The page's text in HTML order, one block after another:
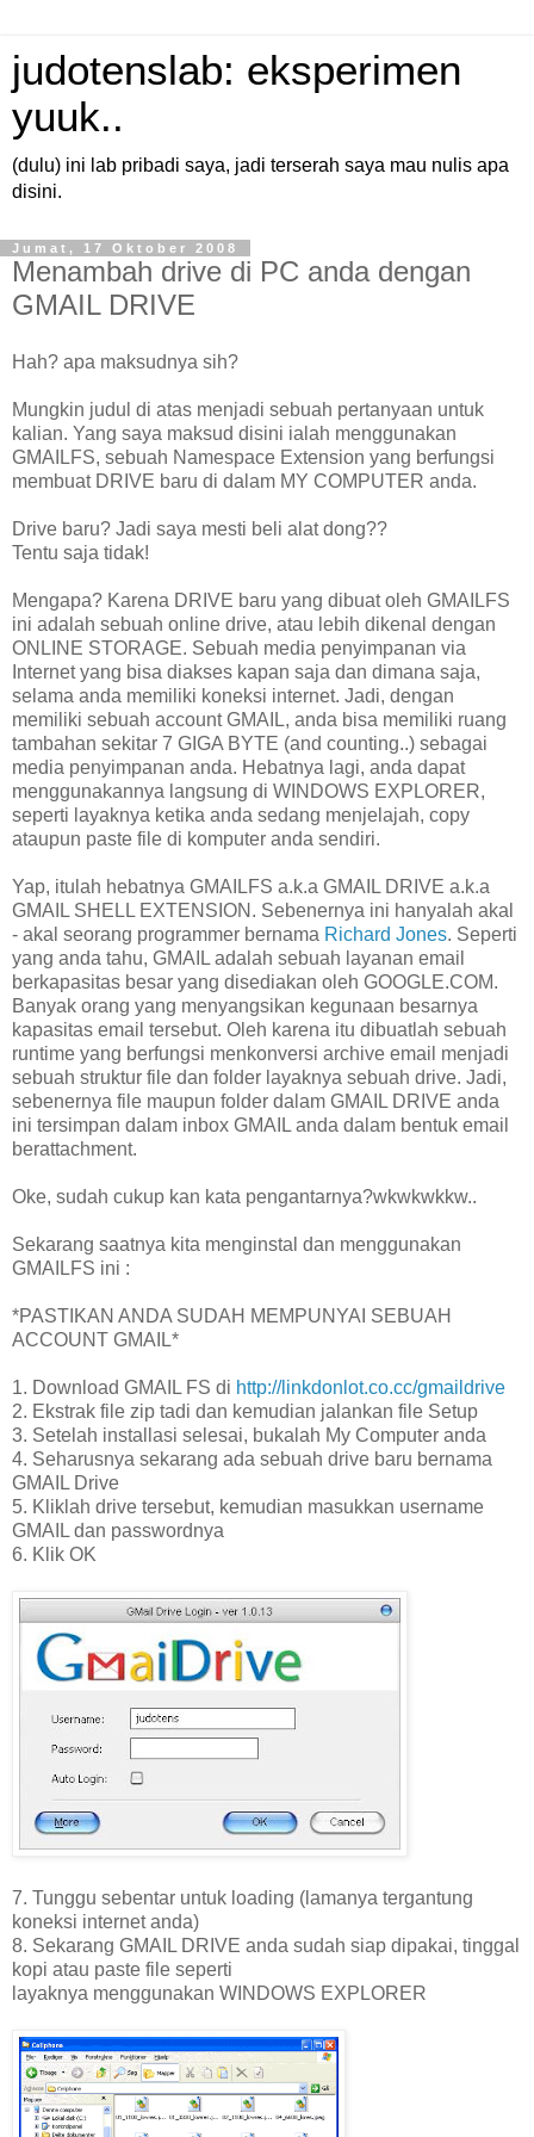
judotenslab: eksperimen
yuuk..
(dulu) ini lab pribadi saya, jadi terserah saya mau nulis apa
disini.
Jumat, 17 Oktober 2008
Menambah drive di PC anda dengan
GMAIL DRIVE
Hah? apa maksudnya sih?
Mungkin judul di atas menjadi sebuah pertanyaan untuk
kalian. Yang saya maksud disini ialah menggunakan
GMAILFS, sebuah Namespace Extension yang berfungsi
membuat DRIVE baru di dalam MY COMPUTER anda.
Drive baru? Jadi saya mesti beli alat dong??
Tentu saja tidak!
Mengapa? Karena DRIVE baru yang dibuat oleh GMAILFS
ini adalah sebuah online drive, atau lebih dikenal dengan
ONLINE STORAGE. Sebuah media penyimpanan via
Internet yang bisa diakses kapan saja dan dimana saja,
selama anda memiliki koneksi internet. Jadi, dengan
memiliki sebuah account GMAIL, anda bisa memiliki ruang
tambahan sekitar 7 GIGA BYTE (and counting..) sebagai
media penyimpanan anda. Hebatnya lagi, anda dapat
menggunakannya langsung di WINDOWS EXPLORER,
seperti layaknya ketika anda sedang menjelajah, copy
ataupun paste file di komputer anda sendiri.
Yap, itulah hebatnya GMAILFS a.k.a GMAIL DRIVE a.k.a
GMAIL SHELL EXTENSION. Sebenernya ini hanyalah akal
- akal seorang programmer bernama Richard Jones. Seperti
yang anda tahu, GMAIL adalah sebuah layanan email
berkapasitas besar yang disediakan oleh GOOGLE.COM.
Banyak orang yang menyangsikan kegunaan besarnya
kapasitas email tersebut. Oleh karena itu dibuatlah sebuah
runtime yang berfungsi menkonversi archive email menjadi
sebuah struktur file dan folder layaknya sebuah drive. Jadi,
sebenernya file maupun folder dalam GMAIL DRIVE anda
ini tersimpan dalam inbox GMAIL anda dalam bentuk email
berattachment.
Oke, sudah cukup kan kata pengantarnya?wkwkwkkw..
Sekarang saatnya kita menginstal dan menggunakan
GMAILFS ini :
*PASTIKAN ANDA SUDAH MEMPUNYAI SEBUAH
ACCOUNT GMAIL*
1. Download GMAIL FS di http://linkdonlot.co.cc/gmaildrive
2. Ekstrak file zip tadi dan kemudian jalankan file Setup
3. Setelah installasi selesai, bukalah My Computer anda
4. Seharusnya sekarang ada sebuah drive baru bernama
GMAIL Drive
5. Kliklah drive tersebut, kemudian masukkan username
GMAIL dan passwordnya
6. Klik OK
7. Tunggu sebentar untuk loading (lamanya tergantung
koneksi internet anda)
8. Sekarang GMAIL DRIVE anda sudah siap dipakai, tinggal
kopi atau paste file seperti
layaknya menggunakan WINDOWS EXPLORER